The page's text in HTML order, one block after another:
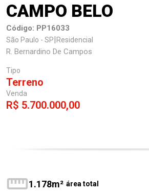
CAMPO BELO
Código: PP16033
São Paulo - SP|Residencial
R. Bernardino De Campos
Tipo
Terreno
Venda
R$ 5.700.000,00
1.178m² área total